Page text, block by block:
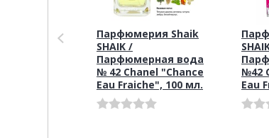
Парфюмерия Shaik
SHAIK /
Парфюмерная вода
№ 42 Chanel "Chance
Eau Fraiche", 100 мл.
№42
Eau